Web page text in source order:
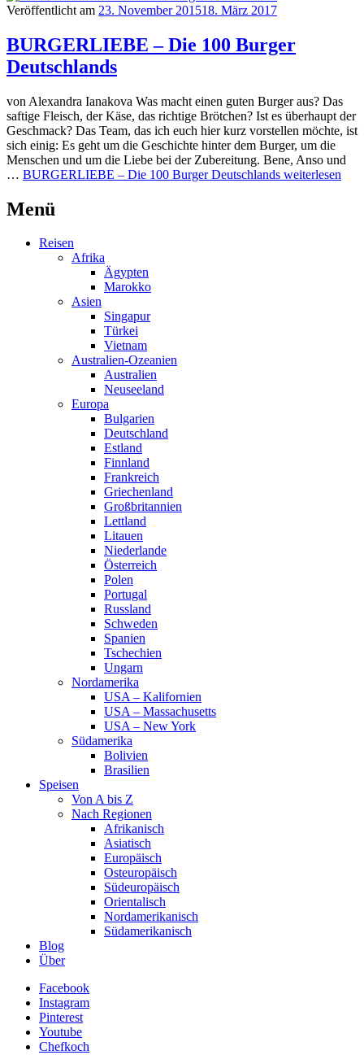
Veröffentlicht am 23. November 201518. März 2017
BURGERLIEBE – Die 100 Burger
Deutschlands
von Alexandra Ianakova Was macht einen guten Burger aus? Das
saftige Fleisch, der Käse, das richtige Brötchen? Ist es überhaupt der
Geschmack? Das Team, das ich euch hier kurz vorstellen möchte, ist
sich einig: Es geht um die Geschichte hinter dem Burger, um die
Menschen und um die Liebe bei der Zubereitung. Bene, Anso und
… BURGERLIEBE – Die 100 Burger Deutschlands weiterlesen
Menü
Reisen
Afrika
Ägypten
Marokko
Asien
Singapur
Türkei
Vietnam
Australien-Ozeanien
Australien
Neuseeland
Europa
Bulgarien
Deutschland
Estland
Finnland
Frankreich
Griechenland
Großbritannien
Lettland
Litauen
Niederlande
Österreich
Polen
Portugal
Russland
Schweden
Spanien
Tschechien
Ungarn
Nordamerika
USA – Kalifornien
USA – Massachusetts
USA – New York
Südamerika
Bolivien
Brasilien
Speisen
Von A bis Z
Nach Regionen
Afrikanisch
Asiatisch
Europäisch
Osteuropäisch
Südeuropäisch
Orientalisch
Nordamerikanisch
Südamerikanisch
Blog
Über
Facebook
Instagram
Pinterest
Youtube
Chefkoch